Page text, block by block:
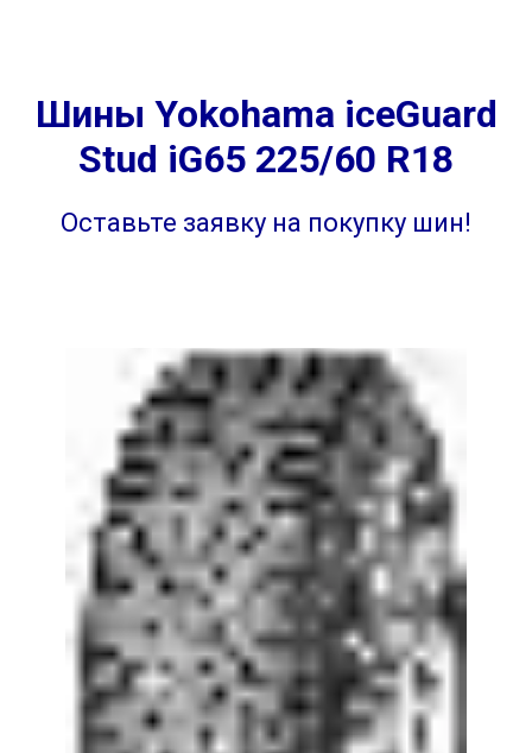
Шины Yokohama iceGuard
Stud iG65 225/60 R18
Оставьте заявку на покупку шин!